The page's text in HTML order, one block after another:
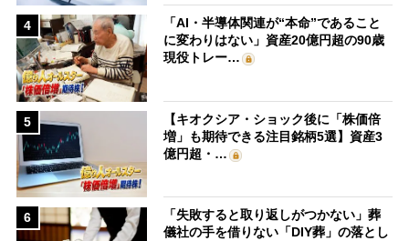
4
「AI・半導体関連が“本命”であること
に変わりはない」資産20億円超の90歳
現役トレー…
5
【キオクシア・ショック後に「株価倍
増」も期待できる注目銘柄5選】資産3
億円超・…
6
「失敗すると取り返しがつかない」葬
儀社の手を借りない「DIY葬」の落とし